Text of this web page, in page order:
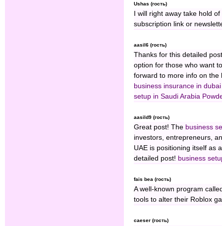
Ushas (гость)
I will right away take hold
subscription link or
aasil6 (гость)
Thanks for this detailed
option for those who want
forward to more info on
business insurance in dubai
setup in Saudi Arabia
aasild9 (гость)
Great post! The business
investors, entrepreneurs,
UAE is positioning itself as
detailed post! business
fais bea (гость)
A well-known program
tools to alter their Roblox
caeser (гость)